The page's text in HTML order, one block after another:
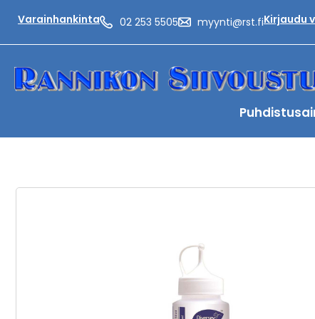
Varainhankinta 02 253 5505 myynti@rst.fiKirjaudu